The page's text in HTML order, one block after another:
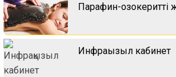
Парафин-озокеритті
Инфрақызыл кабинет